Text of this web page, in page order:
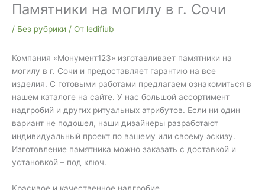
Памятники на могилу в г. Сочи
/ Без рубрики / От ledifiub
Компания «Монумент123» изготавливает памятники на
могилу в г. Сочи и предоставляет гарантию на все
изделия. С готовыми работами предлагаем ознакомиться в
нашем каталоге на сайте. У нас большой ассортимент
надгробий и других ритуальных атрибутов. Если ни один
вариант не подошел, наши дизайнеры разработают
индивидуальный проект по вашему или своему эскизу.
Изготовление памятника можно заказать с доставкой и
установкой – под ключ.
Красивое и качественное надгробие